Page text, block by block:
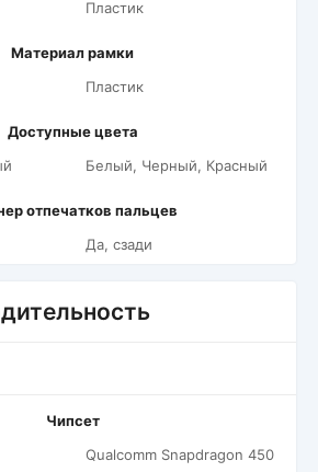
Пластик
Материал рамки
Пластик
Доступные цвета
Белый, Черный, Красный
отпечатков пальцев
Да, сзади
Чипсет
Qualcomm Snapdragon 450